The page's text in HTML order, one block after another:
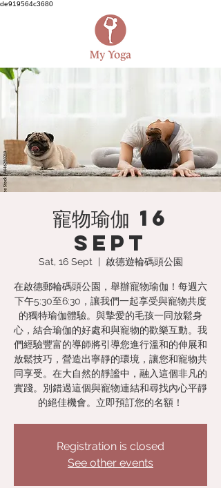
de919564c3680
寵物瑜伽 16
Sept
Sat, 16 Sept
  |
啟德遊輪碼頭公園
在啟德郵輪碼頭公園，舉辦寵物瑜伽！每週六
下午5:30至6:30，讓我們一起享受與寵物共度
的獨特瑜伽體驗。與摯愛的毛孩一同放鬆身
心，結合瑜伽的好處和與寵物的歡樂互動。我
們經驗豐富的導師將引導您進行溫和的伸展和
放鬆技巧，營造出寧靜的環境，讓您和寵物共
同享受。在大自然的靜謐中，融入這個非凡的
實踐。別錯過這個與寵物連結和尋找內心平靜
Registration is closed
See other events